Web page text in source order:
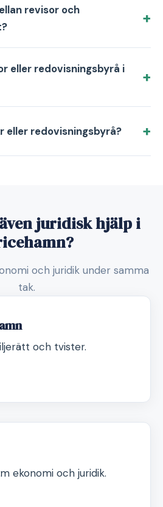
revisor och
eller redovisningsbyrå i
eller redovisningsbyrå?
juridisk hjälp i
och juridik under samma
tak.
och tvister.
ekonomi och juridik.